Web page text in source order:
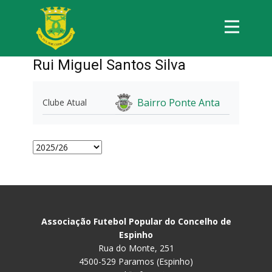
Rui Miguel Santos Silva
Clube Atual Bairro Ponte Anta
Associação Futebol Popular do Concelho de
Espinho
Rua do Monte, 251
4500-529 Paramos (Espinho)